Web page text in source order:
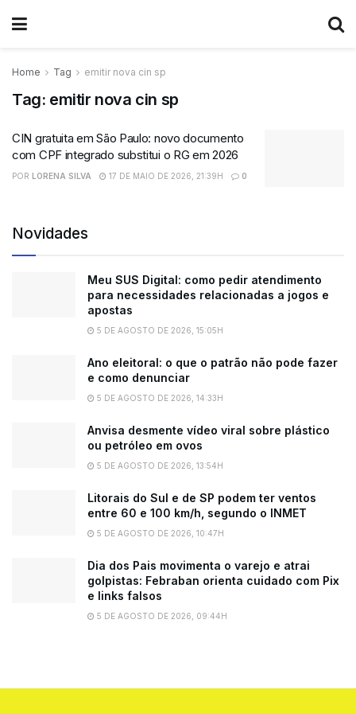
Home Tag emitir nova cin sp
Tag: emitir nova cin sp
CIN gratuita em São Paulo: novo documento
com CPF integrado substitui o RG em 2026
POR LORENA SILVA 17 DE MAIO DE 2026, 21:39H 0
Novidades
Meu SUS Digital: como pedir atendimento
para necessidades relacionadas a jogos e
apostas
5 DE AGOSTO DE 2026, 15:05H
Ano eleitoral: o que o patrão não pode fazer
e como denunciar
5 DE AGOSTO DE 2026, 14:33H
Anvisa desmente vídeo viral sobre plástico
ou petróleo em ovos
5 DE AGOSTO DE 2026, 13:54H
Litorais do Sul e de SP podem ter ventos
entre 60 e 100 km/h, segundo o INMET
5 DE AGOSTO DE 2026, 10:47H
Dia dos Pais movimenta o varejo e atrai
golpistas: Febraban orienta cuidado com Pix
e links falsos
5 DE AGOSTO DE 2026, 09:44H